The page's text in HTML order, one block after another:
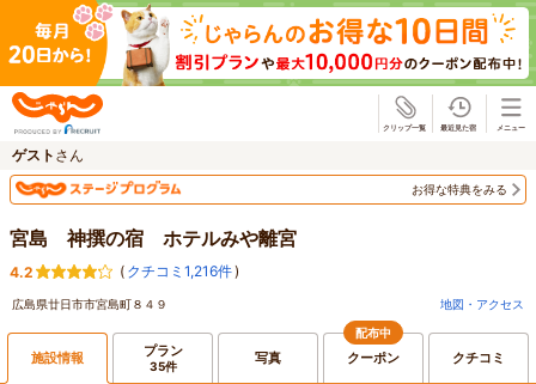
ゲスト さん
お得な特典をみる
宮島 神撰の宿 ホテルみや離宮
4.2 ( クチコミ1,216件)
広島県廿日市市宮島町８４９ 地図・アクセス
施設情報 プラン
35件 写真
配布中
クーポン クチコミ